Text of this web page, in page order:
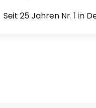
Seit 25 Jahren Nr. 1 in